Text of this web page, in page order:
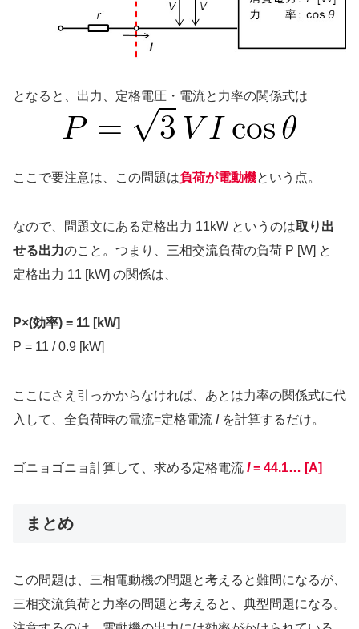
となると、出力、定格電圧・電流と力率の関係式は
ここで要注意は、この問題は負荷が電動機という点。
なので、問題文にある定格出力 11kW というのは取り出
せる出力のこと。つまり、三相交流負荷の負荷 P [W] と
定格出力 11 [kW] の関係は、
P×(効率) = 11 [kW]
P = 11 / 0.9 [kW]
ここにさえ引っかからなければ、あとは力率の関係式に代
入して、全負荷時の電流=定格電流 Iを計算するだけ。
ゴニョゴニョ計算して、求める定格電流 I= 44.1… [A]
まとめ
この問題は、三相電動機の問題と考えると難問になるが、
三相交流負荷と力率の問題と考えると、典型問題になる。